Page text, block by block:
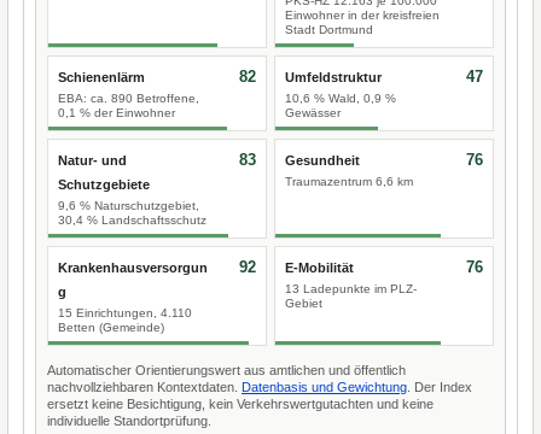
Einwohner in der kreisfreien
Stadt Dortmund
Schienenlärm
EBA: ca. 890 Betroffene,
0,1 % der Einwohner
82 Umfeldstruktur
10,6 % Wald, 0,9 %
Gewässer
47
Natur- und
Schutzgebiete
9,6 % Naturschutzgebiet,
30,4 % Landschaftsschutz
83 Gesundheit
Traumazentrum 6,6 km
76
Krankenhausversorgun
g
15 Einrichtungen, 4.110
Betten (Gemeinde)
92 E-Mobilität
13 Ladepunkte im PLZ-
Gebiet
76
Automatischer Orientierungswert aus amtlichen und öffentlich
nachvollziehbaren Kontextdaten. Datenbasis und Gewichtung . Der Index
ersetzt keine Besichtigung, kein Verkehrswertgutachten und keine
individuelle Standortprüfung.